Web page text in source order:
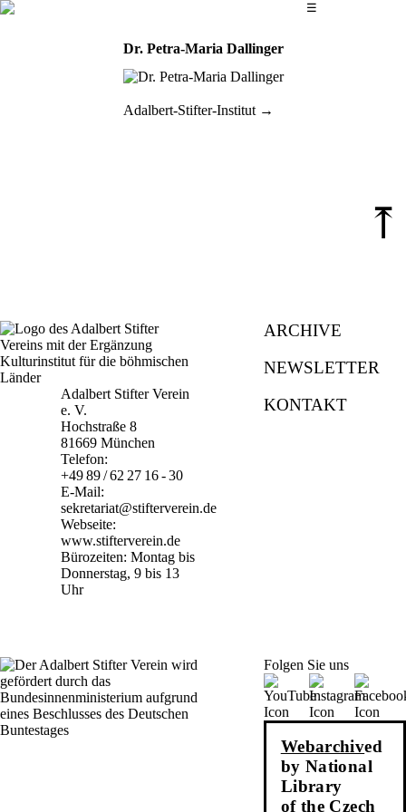
Das
☰
Dr. Petra-Maria Dallinger
Adalbert-Stifter-Institut
⤒
Adalbert Stifter Verein
e. V.
Hochstraße 8
81669 München
Telefon:
+49 89 / 62 27 16 - 30
E-Mail:
sekretariat@stifterverein.de
Webseite:
www.stifterverein.de
Bürozeiten: Montag bis
Donnerstag, 9 bis 13
Uhr
ARCHIVE
NEWSLETTER
KONTAKT
Folgen Sie uns
Webarchived
by National
Library
of the Czech